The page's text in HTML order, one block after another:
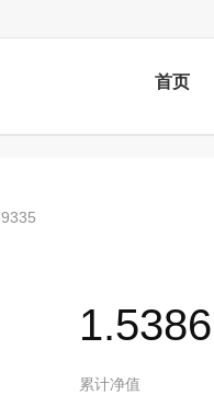
首页
1.5386
累计净值